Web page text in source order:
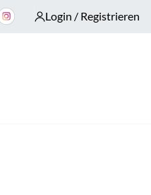
Login / Registrieren